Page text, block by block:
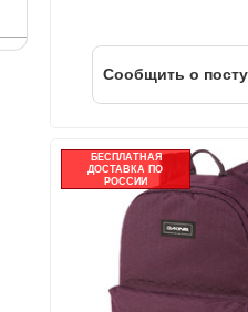
Cообщить о
БЕСПЛАТНАЯ
ДОСТАВКА ПО
РОССИИ